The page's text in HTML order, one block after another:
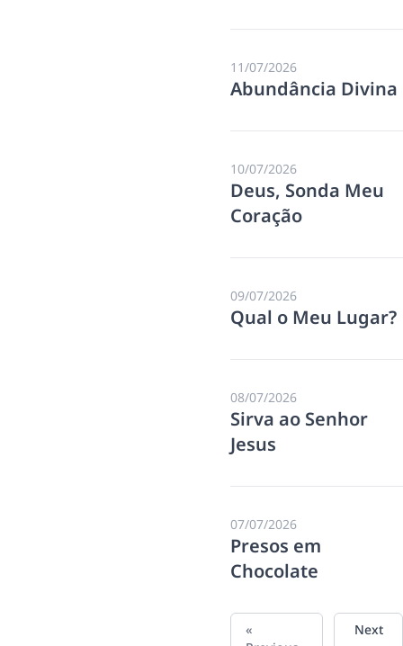
11/07/2026
Abundância Divina
10/07/2026
Deus, Sonda Meu
Coração
09/07/2026
Qual o Meu Lugar?
08/07/2026
Sirva ao Senhor
Jesus
07/07/2026
Presos em
Chocolate
«
Next